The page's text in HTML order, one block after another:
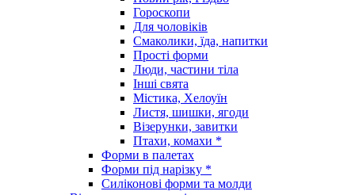
Гороскопи
Для чоловіків
Смаколики, їда, напитки
Прості форми
Люди, частини тіла
Інші свята
Містика, Хелоуїн
Листя, шишки, ягоди
Візерунки, завитки
Птахи, комахи *
Форми в палетах
Форми під нарізку *
Силіконові форми та молди